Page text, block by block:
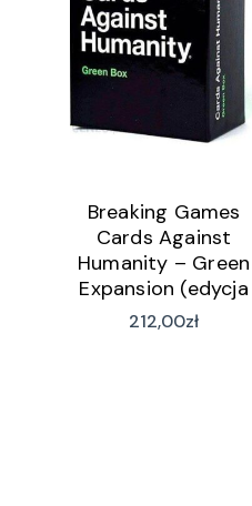
Breaking Games
Cards Against
Humanity – Green
Expansion (edycja
angielska)
212,00zł